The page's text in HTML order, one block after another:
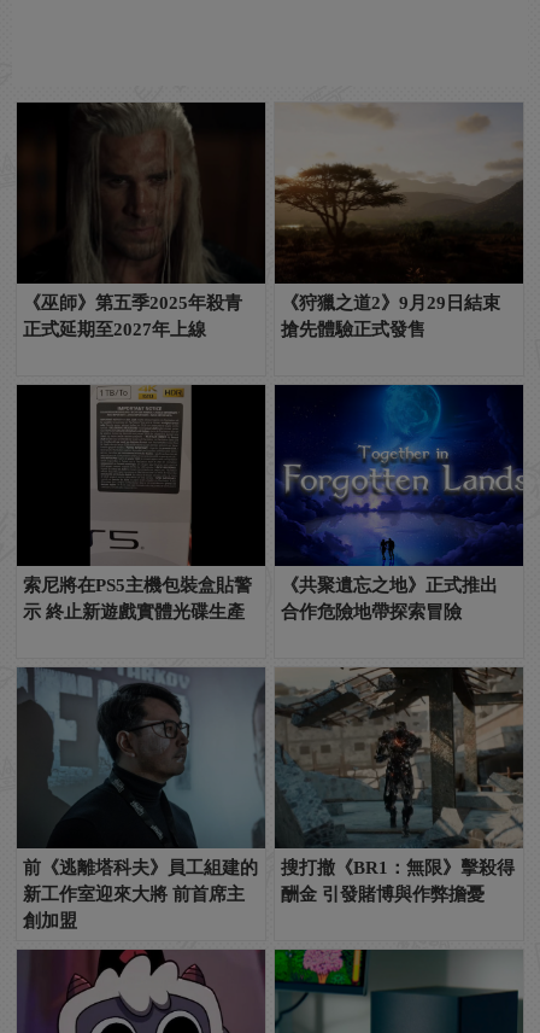
《巫師》第五季2025年殺青
正式延期至2027年上線
《狩獵之道2》9月29日結束
搶先體驗正式發售
索尼將在PS5主機包裝盒貼警
示 終止新遊戲實體光碟生產
《共聚遺忘之地》正式推出
合作危險地帶探索冒險
前《逃離塔科夫》員工組建的
新工作室迎來大將 前首席主
創加盟
搜打撤《BR1：無限》擊殺得
酬金 引發賭博與作弊擔憂